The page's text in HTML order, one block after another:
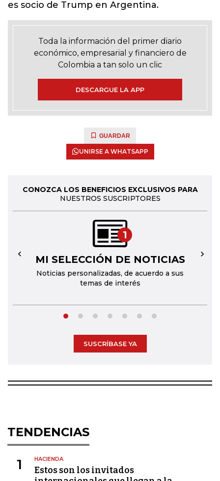
es socio de Trump en Argentina.
Toda la información del primer diario
económico, empresarial y financiero de
Colombia a tan solo un clic
DESCARGUE LA APP
GUARDAR
UNIRSE A WHATSAPP
CONOZCA LOS BENEFICIOS EXCLUSIVOS PARA
NUESTROS SUSCRIPTORES
1
MI SELECCIÓN DE NOTICIAS
Noticias personalizadas, de acuerdo a sus
temas de interés
← →
SUSCRÍBASE YA
TENDENCIAS
1 HACIENDA
Estos son los invitados